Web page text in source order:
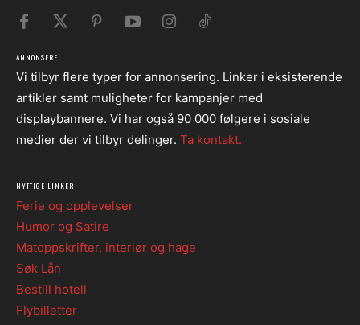
ANNONSERE
Vi tilbyr flere typer for annonsering. Linker i eksisterende
artikler samt muligheter for kampanjer med
displaybannere. Vi har også 90 000 følgere i sosiale
medier der vi tilbyr delinger. Ta kontakt.
NYTTIGE LINKER
Ferie og opplevelser
Humor og Satire
Matoppskrifter, interiør og hage
Søk Lån
Bestill hotell
Flybilletter